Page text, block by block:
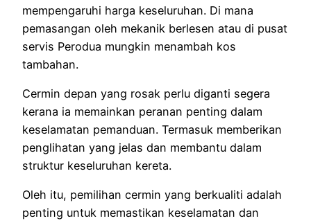
mempengaruhi harga keseluruhan. Di mana
pemasangan oleh mekanik berlesen atau di pusat
servis Perodua mungkin menambah kos
tambahan.
Cermin depan yang rosak perlu diganti segera
kerana ia memainkan peranan penting dalam
keselamatan pemanduan. Termasuk memberikan
penglihatan yang jelas dan membantu dalam
struktur keseluruhan kereta.
Oleh itu, pemilihan cermin yang berkualiti adalah
penting untuk memastikan keselamatan dan